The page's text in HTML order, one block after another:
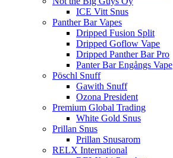
ICE Vitt Snus
Panther Bar Vapes
Dripped Fusion Split
Dripped Goflow Vape
Dripped Panther Bar Pro
Panter Bar Engångs Vape
Pöschl Snuff
Gawith Snuff
Ozona President
Premium Global Trading
White Gold Snus
Prillan Snus
Prillan Snusarom
RELX International